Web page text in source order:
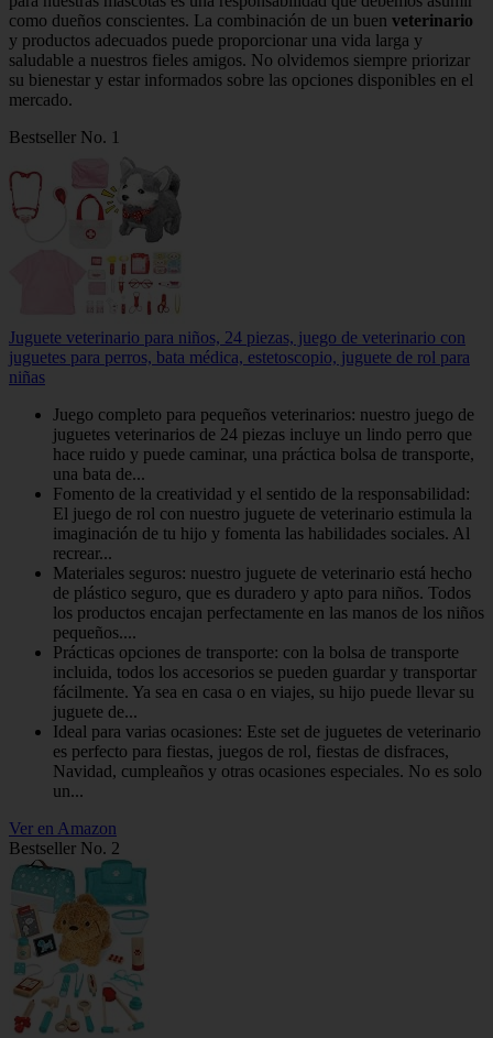
como dueños conscientes. La combinación de un buen veterinario
y productos adecuados puede proporcionar una vida larga y
saludable a nuestros fieles amigos. No olvidemos siempre priorizar
su bienestar y estar informados sobre las opciones disponibles en el
mercado.
Bestseller No. 1
Juguete veterinario para niños, 24 piezas, juego de veterinario con
juguetes para perros, bata médica, estetoscopio, juguete de rol para
niñas
Juego completo para pequeños veterinarios: nuestro juego de
juguetes veterinarios de 24 piezas incluye un lindo perro que
hace ruido y puede caminar, una práctica bolsa de transporte,
una bata de...
Fomento de la creatividad y el sentido de la responsabilidad:
El juego de rol con nuestro juguete de veterinario estimula la
imaginación de tu hijo y fomenta las habilidades sociales. Al
recrear...
Materiales seguros: nuestro juguete de veterinario está hecho
de plástico seguro, que es duradero y apto para niños. Todos
los productos encajan perfectamente en las manos de los niños
pequeños....
Prácticas opciones de transporte: con la bolsa de transporte
incluida, todos los accesorios se pueden guardar y transportar
fácilmente. Ya sea en casa o en viajes, su hijo puede llevar su
juguete de...
Ideal para varias ocasiones: Este set de juguetes de veterinario
es perfecto para fiestas, juegos de rol, fiestas de disfraces,
Navidad, cumpleaños y otras ocasiones especiales. No es solo
un...
Ver en Amazon
Bestseller No. 2